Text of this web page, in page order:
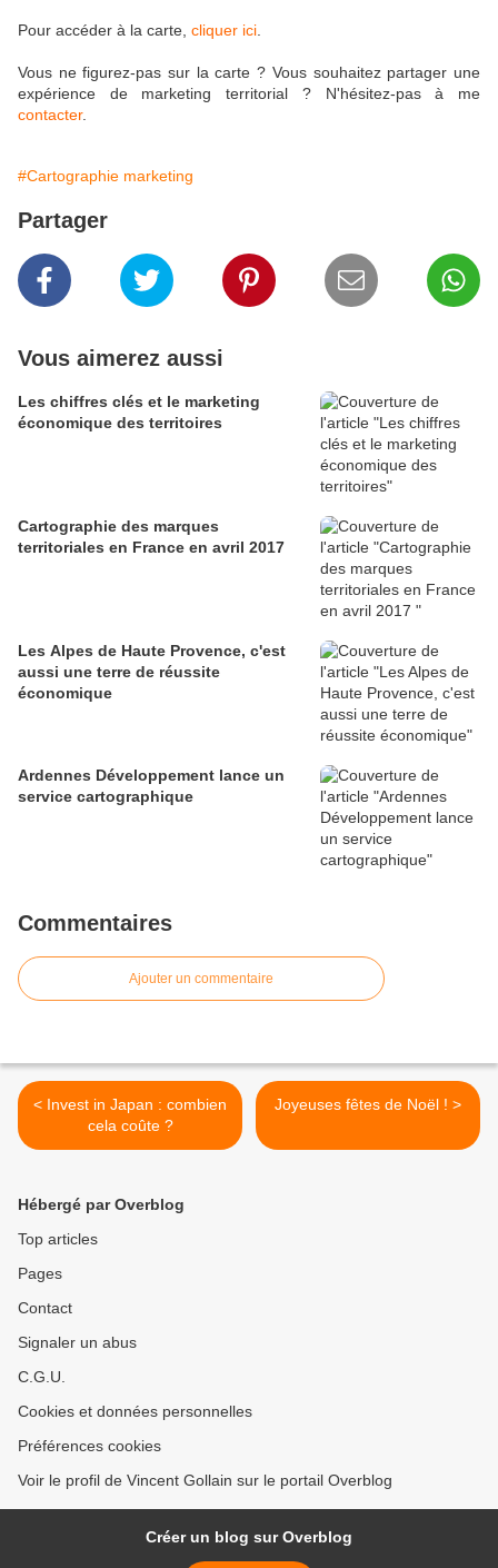
Pour accéder à la carte, cliquer ici
Vous ne figurez-pas sur la carte ? Vous souhaitez partager une
expérience de marketing territorial ? N'hésitez-pas à me
contacter.
#Cartographie marketing
Partager
Vous aimerez aussi
Les chiffres clés et le marketing
économique des territoires
Cartographie des marques
territoriales en France en avril 2017
Les Alpes de Haute Provence, c'est
aussi une terre de réussite
économique
Ardennes Développement lance un
service cartographique
Commentaires
Ajouter un commentaire
< Invest in Japan : combien
cela coûte ?
Joyeuses fêtes de Noël ! >
Hébergé par Overblog
Top articles
Pages
Contact
Signaler un abus
C.G.U.
Cookies et données personnelles
Préférences cookies
Voir le profil de Vincent Gollain sur le portail Overblog
Créer un blog sur Overblog